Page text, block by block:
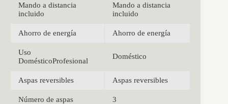
Mando a distancia
incluido
Mando a distancia
incluido
Ahorro de energía Ahorro de energía
Uso
DomésticoProfesional
Doméstico
Aspas reversibles Aspas reversibles
Número de aspas 3